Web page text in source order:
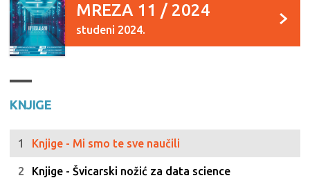
MREZA 11 / 2024
studeni 2024.
KNJIGE
Knjige - Mi smo te sve naučili
Knjige - Švicarski nožić za data science